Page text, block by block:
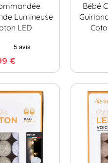
Lumineuse
LED
€
Bébé